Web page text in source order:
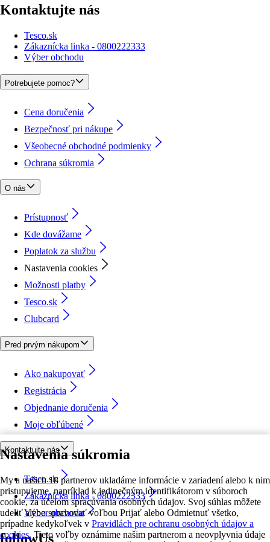
Nastavenia súkromia
My a našich 18 partnerov ukladáme informácie v zariadení alebo k nim
pristupujeme, napríklad k jedinečným identifikátorom v súboroch
cookie, za účelom spracúvania osobných údajov. Svoj súhlas môžete
udeliť alebo spravovať voľbou Prijať alebo Odmietnuť všetko,
prípadne kedykoľvek v Pravidlách pre ochranu osobných údajov a
cookies. Tieto voľby oznámime našim partnerom a neovplyvnia údaje
Kontaktujte nás
Tesco.sk
Zákaznícka linka - 0800222333
Výber obchodu
Potrebujete pomoc?
Cena doručenia
Bezpečnosť pri nákupe
Všeobecné obchodné podmienky
Ochrana súkromia
O nás
Prístupnosť
Kde dovážame
Poplatok za službu
Nastavenia cookies
Možnosti platby
Tesco.sk
Clubcard
Pred prvým nákupom
Ako nakupovať
Registrácia
Objednanie doručenia
Moje obľúbené
Kontaktujte nás
Tesco.sk
Zákaznícka linka - 0800222333
Výber obchodu
followUs